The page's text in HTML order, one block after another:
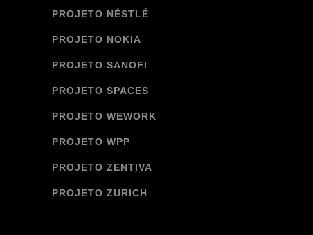
PROJETO NÉSTLÉ
PROJETO NOKIA
PROJETO SANOFI
PROJETO SPACES
PROJETO WEWORK
PROJETO WPP
PROJETO ZENTIVA
PROJETO ZURICH